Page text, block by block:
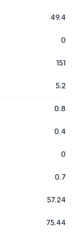
49.4
0
151
5.2
0.8
0.4
0
0.7
57.24
75.44